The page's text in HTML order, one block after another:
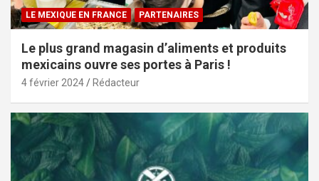
LE MEXIQUE EN FRANCE PARTENAIRES
Le plus grand magasin d’aliments et produits
mexicains ouvre ses portes à Paris !
4 février 2024 Rédacteur